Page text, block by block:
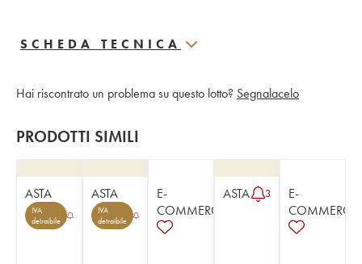
SCHEDA TECNICA
Hai riscontrato un problema su questo lotto? Segnalacelo
PRODOTTI SIMILI
ASTA
IVA
detraibile
ASTA
IVA
detraibile
E-
COMMERCE
ASTA 3
E-
COMMERCE